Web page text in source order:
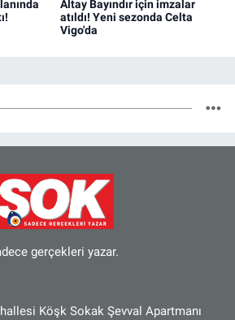
Altay Bayındır için imzalar
atıldı! Yeni sezonda Celta
Vigo'da
gerçekleri yazar.
Köşk Sokak Şevval Apartmanı